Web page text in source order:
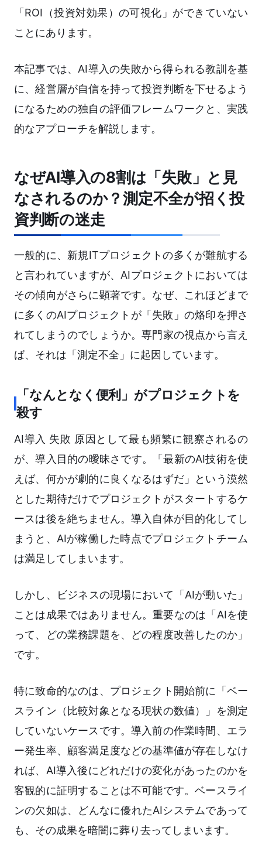
「ROI（投資対効果）の可視化」ができていない
ことにあります。
本記事では、AI導入の失敗から得られる教訓を基
に、経営層が自信を持って投資判断を下せるよう
になるための独自の評価フレームワークと、実践
的なアプローチを解説します。
なぜAI導入の8割は「失敗」と見
なされるのか？測定不全が招く投
資判断の迷走
一般的に、新規ITプロジェクトの多くが難航する
と言われていますが、AIプロジェクトにおいては
その傾向がさらに顕著です。なぜ、これほどまで
に多くのAIプロジェクトが「失敗」の烙印を押さ
れてしまうのでしょうか。専門家の視点から言え
ば、それは「測定不全」に起因しています。
「なんとなく便利」がプロジェクトを
殺す
AI導入 失敗 原因として最も頻繁に観察されるの
が、導入目的の曖昧さです。「最新のAI技術を使
えば、何かが劇的に良くなるはずだ」という漠然
とした期待だけでプロジェクトがスタートするケ
ースは後を絶ちません。導入自体が目的化してし
まうと、AIが稼働した時点でプロジェクトチーム
は満足してしまいます。
しかし、ビジネスの現場において「AIが動いた」
ことは成果ではありません。重要なのは「AIを使
って、どの業務課題を、どの程度改善したのか」
です。
特に致命的なのは、プロジェクト開始前に「ベー
スライン（比較対象となる現状の数値）」を測定
していないケースです。導入前の作業時間、エラ
ー発生率、顧客満足度などの基準値が存在しなけ
れば、AI導入後にどれだけの変化があったのかを
客観的に証明することは不可能です。ベースライ
ンの欠如は、どんなに優れたAIシステムであって
も、その成果を暗闇に葬り去ってしまいます。